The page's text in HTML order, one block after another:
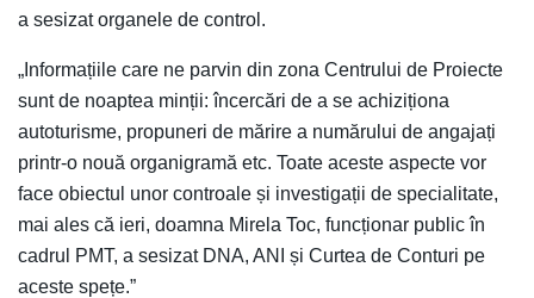
a sesizat organele de control.
„Informațiile care ne parvin din zona Centrului de Proiecte
sunt de noaptea minții: încercări de a se achiziționa
autoturisme, propuneri de mărire a numărului de angajați
printr-o nouă organigramă etc. Toate aceste aspecte vor
face obiectul unor controale și investigații de specialitate,
mai ales că ieri, doamna Mirela Toc, funcționar public în
cadrul PMT, a sesizat DNA, ANI și Curtea de Conturi pe
aceste spețe.”